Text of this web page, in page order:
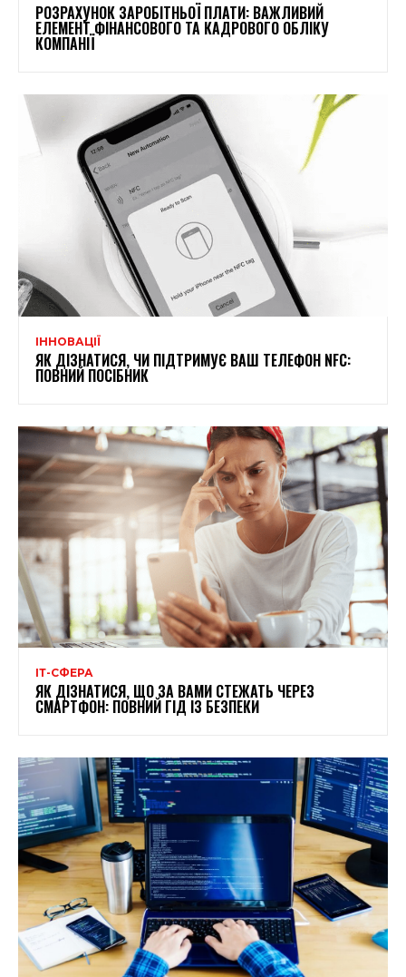
РОЗРАХУНОК ЗАРОБІТНЬОЇ ПЛАТИ: ВАЖЛИВИЙ
ЕЛЕМЕНТ ФІНАНСОВОГО ТА КАДРОВОГО ОБЛІКУ
КОМПАНІЇ
ІННОВАЦІЇ
ЯК ДІЗНАТИСЯ, ЧИ ПІДТРИМУЄ ВАШ ТЕЛЕФОН NFC:
ПОВНИЙ ПОСІБНИК
ІТ-СФЕРА
ЯК ДІЗНАТИСЯ, ЩО ЗА ВАМИ СТЕЖАТЬ ЧЕРЕЗ
СМАРТФОН: ПОВНИЙ ГІД ІЗ БЕЗПЕКИ